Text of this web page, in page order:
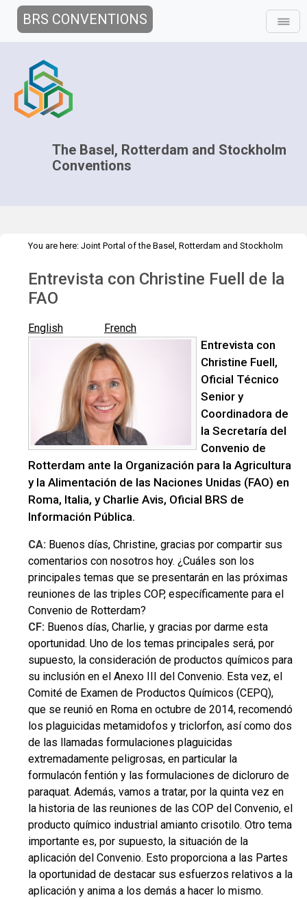
BRS CONVENTIONS
The Basel, Rotterdam and Stockholm
Conventions
You are here: Joint Portal of the Basel, Rotterdam and Stockholm
Entrevista con Christine Fuell de la FAO
Entrevista con Christine Fuell de la
FAO
English French
Entrevista con
Christine Fuell,
Oficial Técnico
Senior y
Coordinadora de
la Secretaría del
Convenio de
Rotterdam ante la Organización para la Agricultura
y la Alimentación de las Naciones Unidas (FAO) en
Roma, Italia, y Charlie Avis, Oficial BRS de
Información Pública.
CA: Buenos días, Christine, gracias por compartir sus
comentarios con nosotros hoy. ¿Cuáles son los
principales temas que se presentarán en las próximas
reuniones de las triples COP, específicamente para el
Convenio de Rotterdam?
CF: Buenos días, Charlie, y gracias por darme esta
oportunidad. Uno de los temas principales será, por
supuesto, la consideración de productos químicos para
su inclusión en el Anexo III del Convenio. Esta vez, el
Comité de Examen de Productos Químicos (CEPQ),
que se reunió en Roma en octubre de 2014, recomendó
los plaguicidas metamidofos y triclorfon, así como dos
de las llamadas formulaciones plaguicidas
extremadamente peligrosas, en particular la
formulacón fentión y las formulaciones de dicloruro de
paraquat. Además, vamos a tratar, por la quinta vez en
la historia de las reuniones de las COP del Convenio, el
producto químico industrial amianto crisotilo. Otro tema
importante es, por supuesto, la situación de la
aplicación del Convenio. Esto proporciona a las Partes
la oportunidad de destacar sus esfuerzos relativos a la
aplicación y anima a los demás a hacer lo mismo.